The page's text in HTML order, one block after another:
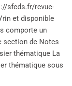
sfeds.fr/revue-
et disponible
comporte un
section de Notes
thématique La
thématique sous